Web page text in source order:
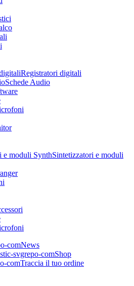
Registratori digitali
Schede Audio
Sintetizzatori e moduli
News
Shop
Traccia il tuo ordine